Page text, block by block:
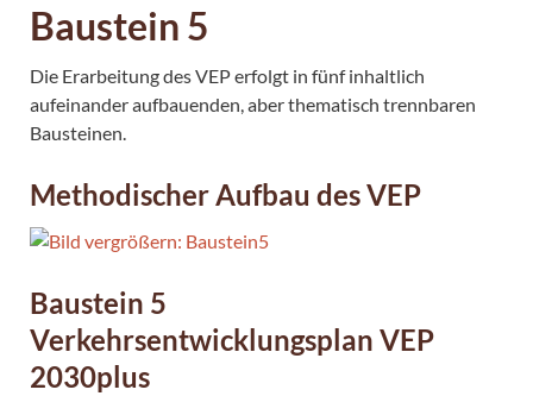
Baustein 5
Die Erarbeitung des VEP erfolgt in fünf inhaltlich
aufeinander aufbauenden, aber thematisch trennbaren
Bausteinen.
Methodischer Aufbau des VEP
Baustein 5
Verkehrsentwicklungsplan VEP
2030plus